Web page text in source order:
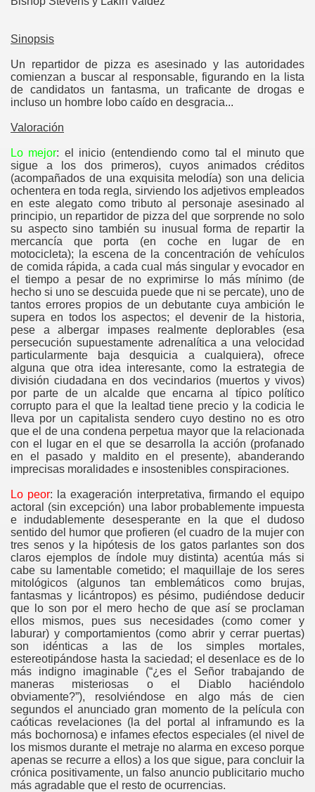
Sinopsis
Un repartidor de pizza es asesinado y las autoridades
comienzan a buscar al responsable, figurando en la lista
de candidatos un fantasma, un traficante de drogas e
incluso un hombre lobo caído en desgracia...
Valoración
Lo mejor: el inicio (entendiendo como tal el minuto que
sigue a los dos primeros), cuyos animados créditos
(acompañados de una exquisita melodía) son una delicia
ochentera en toda regla, sirviendo los adjetivos empleados
en este alegato como tributo al personaje asesinado al
principio, un repartidor de pizza del que sorprende no solo
su aspecto sino también su inusual forma de repartir la
mercancía que porta (en coche en lugar de en
motocicleta); la escena de la concentración de vehículos
de comida rápida, a cada cual más singular y evocador en
el tiempo a pesar de no exprimirse lo más mínimo (de
hecho si uno se descuida puede que ni se percate), uno de
tantos errores propios de un debutante cuya ambición le
supera en todos los aspectos; el devenir de la historia,
pese a albergar impases realmente deplorables (esa
persecución supuestamente adrenalítica a una velocidad
particularmente baja desquicia a cualquiera), ofrece
alguna que otra idea interesante, como la estrategia de
división ciudadana en dos vecindarios (muertos y vivos)
por parte de un alcalde que encarna al típico político
corrupto para el que la lealtad tiene precio y la codicia le
lleva por un capitalista sendero cuyo destino no es otro
que el de una condena perpetua mayor que la relacionada
con el lugar en el que se desarrolla la acción (profanado
en el pasado y maldito en el presente), abanderando
imprecisas moralidades e insostenibles conspiraciones.
Lo peor: la exageración interpretativa, firmando el equipo
actoral (sin excepción) una labor probablemente impuesta
e indudablemente desesperante en la que el dudoso
sentido del humor que profieren (el cuadro de la mujer con
tres senos y la hipótesis de los gatos parlantes son dos
claros ejemplos de índole muy distinta) acentúa más si
cabe su lamentable cometido; el maquillaje de los seres
mitológicos (algunos tan emblemáticos como brujas,
fantasmas y licántropos) es pésimo, pudiéndose deducir
que lo son por el mero hecho de que así se proclaman
ellos mismos, pues sus necesidades (como comer y
laburar) y comportamientos (como abrir y cerrar puertas)
son idénticas a las de los simples mortales,
estereotipándose hasta la saciedad; el desenlace es de lo
más indigno imaginable (“¿es el Señor trabajando de
maneras misteriosas o el Diablo haciéndolo
obviamente?”), resolviéndose en algo más de cien
segundos el anunciado gran momento de la película con
caóticas revelaciones (la del portal al inframundo es la
más bochornosa) e infames efectos especiales (el nivel de
los mismos durante el metraje no alarma en exceso porque
apenas se recurre a ellos) a los que sigue, para concluir la
crónica positivamente, un falso anuncio publicitario mucho
más agradable que el resto de ocurrencias.